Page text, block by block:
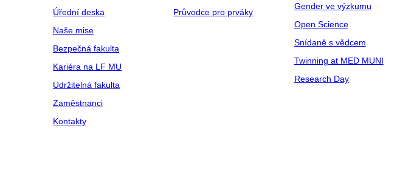
Úřední deska
Naše mise
Bezpečná fakulta
Kariéra na LF MU
Udržitelná fakulta
Zaměstnanci
Kontakty
Průvodce pro prváky
Gender ve výzkumu
Open Science
Snídaně s vědcem
Twinning at MED MUNI
Research Day